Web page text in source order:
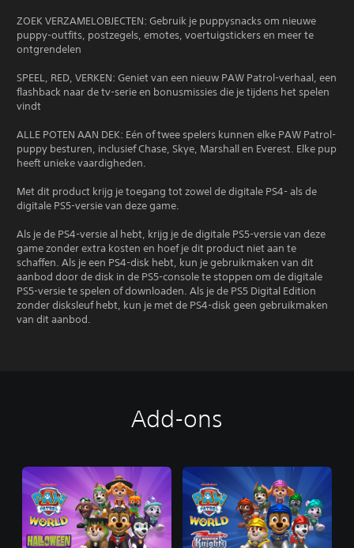
ZOEK VERZAMELOBJECTEN: Gebruik je puppysnacks om nieuwe
puppy-outfits, postzegels, emotes, voertuigstickers en meer te
ontgrendelen
SPEEL, RED, VERKEN: Geniet van een nieuw PAW Patrol-verhaal, een
flashback naar de tv-serie en bonusmissies die je tijdens het spelen
vindt
ALLE POTEN AAN DEK: Eén of twee spelers kunnen elke PAW Patrol-
puppy besturen, inclusief Chase, Skye, Marshall en Everest. Elke pup
heeft unieke vaardigheden.
Met dit product krijg je toegang tot zowel de digitale PS4- als de
digitale PS5-versie van deze game.
Als je de PS4-versie al hebt, krijg je de digitale PS5-versie van deze
game zonder extra kosten en hoef je dit product niet aan te
schaffen. Als je een PS4-disk hebt, kun je gebruikmaken van dit
aanbod door de disk in de PS5-console te stoppen om de digitale
PS5-versie te spelen of downloaden. Als je de PS5 Digital Edition
zonder disksleuf hebt, kun je met de PS4-disk geen gebruikmaken
van dit aanbod.
Add-ons